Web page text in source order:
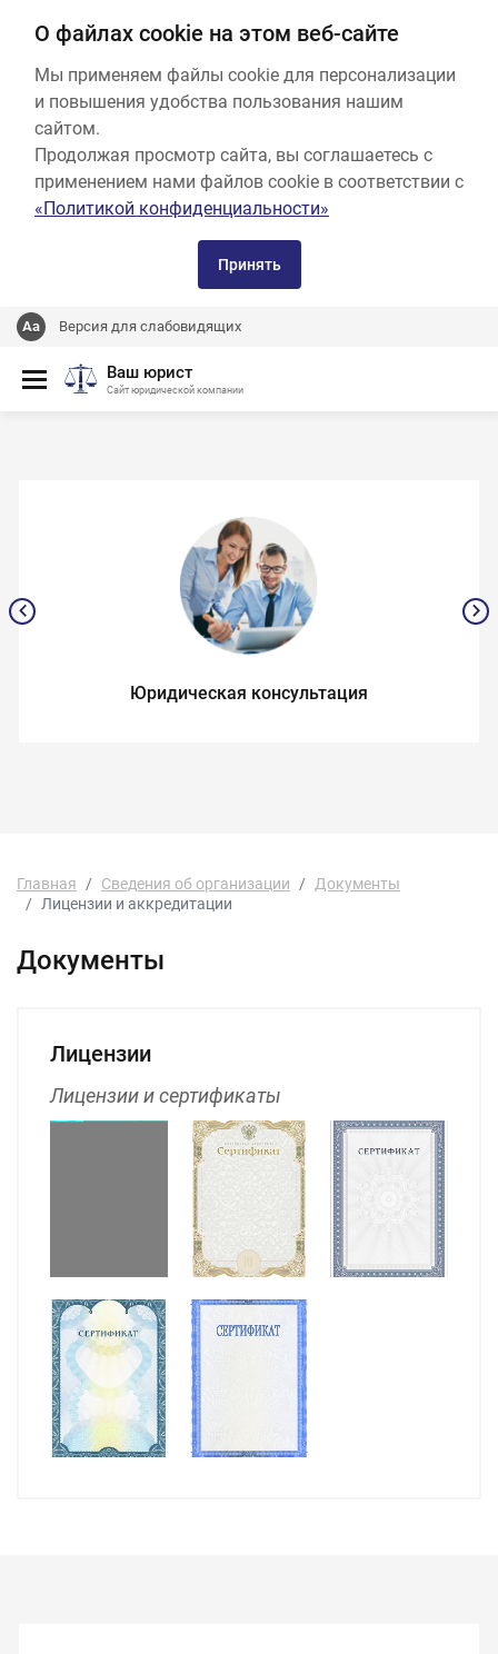
О файлах cookie на этом веб-сайте
Мы применяем файлы cookie для персонализации
и повышения удобства пользования нашим
сайтом.
Продолжая просмотр сайта, вы соглашаетесь с
применением нами файлов cookie в соответствии с
«Политикой конфиденциальности»
Принять
Версия для слабовидящих
Ваш юрист
Сайт юридической компании
Юридическая консультация
Главная Сведения об организации
Документы
Лицензии и аккредитации
Документы
Лицензии
Лицензии и сертификаты